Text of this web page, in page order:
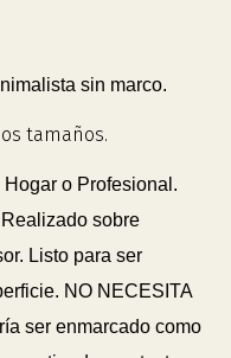
sin marco.
tamaños.
o Profesional.
sobre
Listo para ser
NO NECESITA
ser enmarcado como